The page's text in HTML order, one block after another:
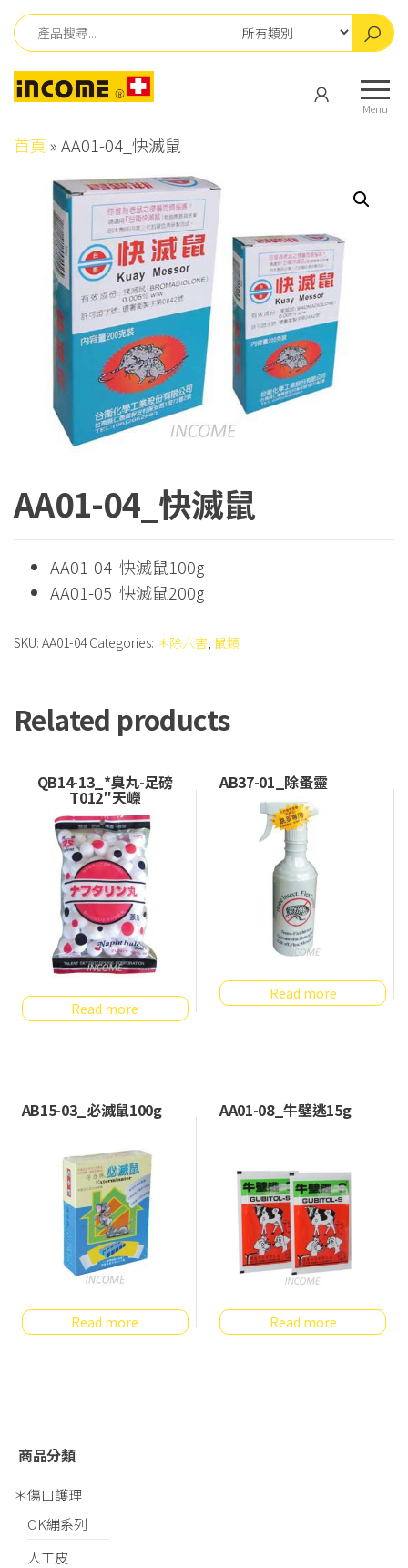
Skip
to
content
肯
儀
器
有
限
公
司
儀
器
限
公
司
Menu
首頁 »AA01-04_快滅鼠
AA01-04_快滅鼠
AA01-04 快滅鼠100g
AA01-05 快滅鼠200g
SKU: AA01-04 Categories: ＊除六害 鼠類
Related products
QB14-13_*臭丸-足磅
T012″天嶸
Read more
AB37-01_除蚤靈
Read more
AB15-03_必滅鼠100g
Read more
AA01-08_牛壁逃15g
Read more
商品分類
＊傷口護理
OK繃系列
人工皮